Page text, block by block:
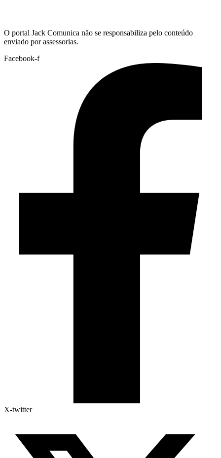
O portal Jack Comunica não se responsabiliza pelo conteúdo
enviado por assessorias.
Facebook-f
X-twitter